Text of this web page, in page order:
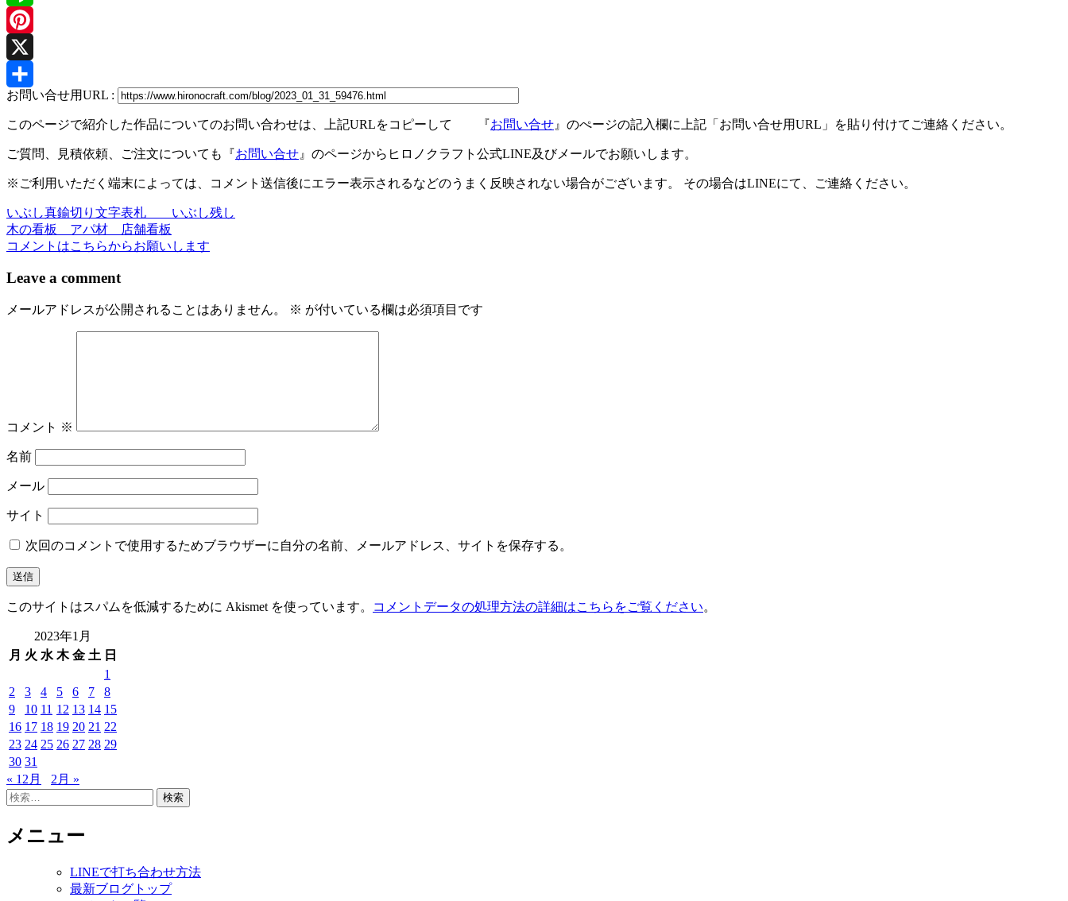
Line
Pinterest
X
共
有
お問い合せ用URL :
このページで紹介した作品についてのお問い合わせは、上記URLをコピーして 『お問い合せ 』のぺージの記入欄に上記「お問い合せ用URL」を貼り付けてご連絡ください。
ご質問、見積依頼、ご注文についても『お問い合せ 』のページからヒロノクラフト公式LINE及びメールでお願いします。
※ご利用いただく端末によっては、コメント送信後にエラー表示されるなどのうまく反映されない場合がございます。 その場合はLINEにて、ご連絡ください。
投
稿
ナ
ゲ
ン
いぶし真鍮切り文字表札 いぶし残し
木の看板 アパ材 店舗看板
コメントはこちらからお願いします
Leave a comment
メールアドレスが公開されることはありません。 ※ が付いている欄は必須項目です
コメント ※
名前
メール
サイト
次回のコメントで使用するためブラウザーに自分の名前、メールアドレス、サイトを保存する。
このサイトはスパムを低減するために Akismet を使っています。 コメントデータの処理方法の詳細はこちらをご覧ください。
2023年1月
月 火 水 木 金 土 日
1
2
3 4 5 6 7
8
9
10 11 12 13 14 15
16 17 18 19 20 21 22
23 24 25 26 27 28 29
30 31
« 12月
2月 »
検
メニュー
LINEで打ち合わせ方法
最新ブログトップ